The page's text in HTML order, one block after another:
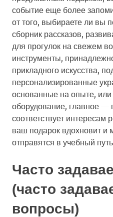
событие еще более
от того, выбираете ли вы
сборник рассказов,
для прогулок на свежем
инструменты,
прикладного искусства,
персонализированные
основанные на опыте, или
оборудование, главное —
соответствует интересам
ваш подарок вдохновит и
отправятся в учебный путь.
Часто
(часто
вопросы)